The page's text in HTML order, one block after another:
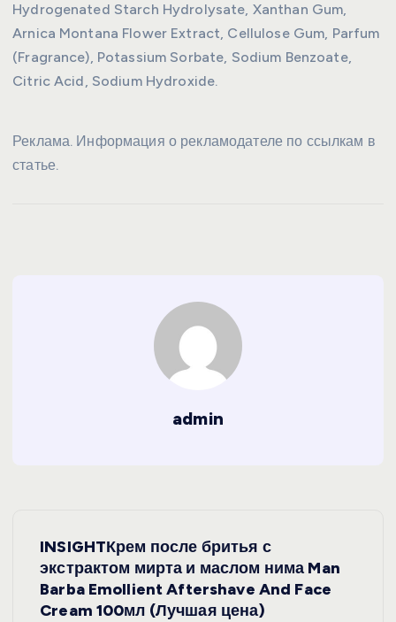
Hydrogenated Starch Hydrolysate, Xanthan Gum,
Arnica Montana Flower Extract, Cellulose Gum, Parfum
(Fragrance), Potassium Sorbate, Sodium Benzoate,
Citric Acid, Sodium Hydroxide.
Реклама. Информация о рекламодателе по ссылкам в
статье.
admin
INSIGHTКрем после бритья с
экстрактом мирта и маслом нима Man
Barba Emollient Aftershave And Face
Cream 100мл (Лучшая цена)